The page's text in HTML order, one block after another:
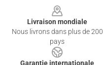
Livraison mondiale
Nous livrons dans plus de 200
pays
Garantie internationale